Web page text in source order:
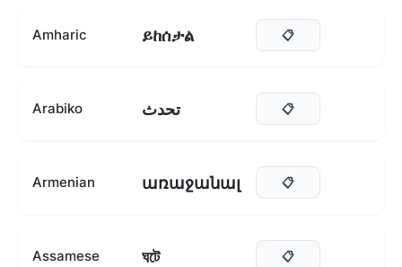
Amharic ይከሰታል 📋
Arabiko تحدث 📋
Armenian առաջանալ 📋
Assamese ঘটে 📋